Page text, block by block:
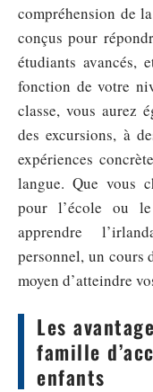
compréhension de
conçus pour
étudiants avancés,
fonction de votre
classe, vous aurez
des excursions, à
expériences
langue. Que vous
pour l’école ou
apprendre
personnel, un cours
moyen d’atteindre
Les
famille
enfants